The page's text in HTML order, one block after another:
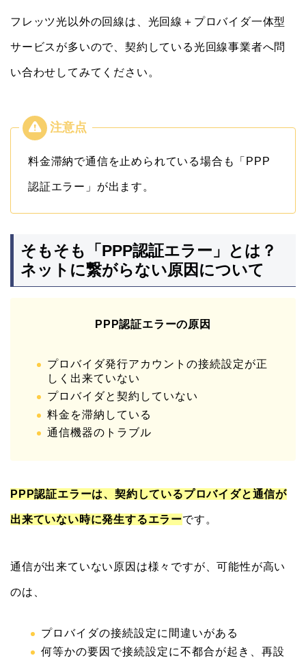
フレッツ光以外の回線は、光回線＋プロバイダ一体型
サービスが多いので、契約している光回線事業者へ問
い合わせしてみてください。
料金滞納で通信を止められている場合も「PPP
認証エラー」が出ます。
そもそも「PPP認証エラー」とは？
ネットに繋がらない原因について
PPP認証エラーの原因
プロバイダ発行アカウントの接続設定が正
しく出来ていない
プロバイダと契約していない
料金を滞納している
通信機器のトラブル
PPP認証エラーは、契約しているプロバイダと通信が
出来ていない時に発生するエラーです。
通信が出来ていない原因は様々ですが、可能性が高い
のは、
プロバイダの接続設定に間違いがある
何等かの要因で接続設定に不都合が起き、再設